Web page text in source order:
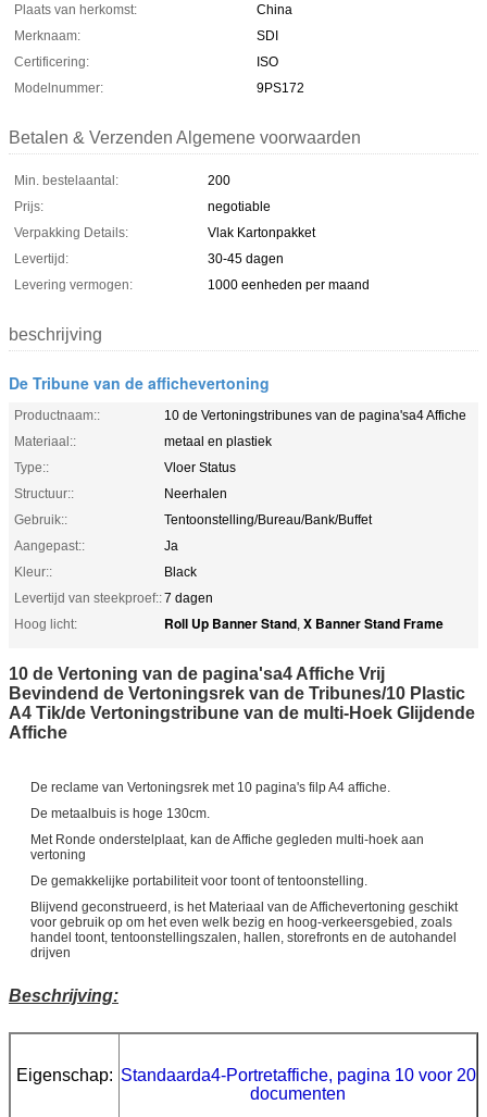
Plaats van herkomst:
China
Merknaam:
SDI
Certificering:
ISO
Modelnummer:
9PS172
Betalen & Verzenden Algemene voorwaarden
Min. bestelaantal:
200
Prijs:
negotiable
Verpakking Details:
Vlak Kartonpakket
Levertijd:
30-45 dagen
Levering vermogen:
1000 eenheden per maand
beschrijving
De Tribune van de affichevertoning
Productnaam::
10 de Vertoningstribunes van de pagina'sa4 Affiche
Materiaal::
metaal en plastiek
Type::
Vloer Status
Structuur::
Neerhalen
Gebruik::
Tentoonstelling/Bureau/Bank/Buffet
Aangepast::
Ja
Kleur::
Black
Levertijd van steekproef::7 dagen
Hoog licht:
Roll Up Banner Stand, X Banner Stand Frame
10 de Vertoning van de pagina'sa4 Affiche Vrij
Bevindend de Vertoningsrek van de Tribunes/10 Plastic
A4 Tik/de Vertoningstribune van de multi-Hoek Glijdende
Affiche
De reclame van Vertoningsrek met 10 pagina's filp A4 affiche.
De metaalbuis is hoge 130cm.
Met Ronde onderstelplaat, kan de Affiche gegleden multi-hoek aan
vertoning
De gemakkelijke portabiliteit voor toont of tentoonstelling.
Blijvend geconstrueerd, is het Materiaal van de Affichevertoning geschikt
voor gebruik op om het even welk bezig en hoog-verkeersgebied, zoals
handel toont, tentoonstellingszalen, hallen, storefronts en de autohandel
drijven
Beschrijving:
Eigenschap: Standaarda4-Portretaffiche, pagina 10 voor 20
documenten